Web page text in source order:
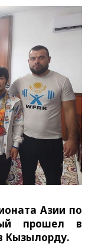
Азии по
прошел в
Кызылорду.